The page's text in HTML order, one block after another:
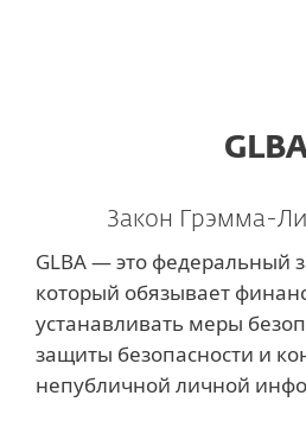
Закон Грэмма-
GLBA — это федеральный
который обязывает
устанавливать меры
защиты безопасности и
непубличной личной